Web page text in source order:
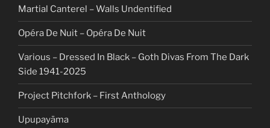
Martial Canterel – Walls Undentified
Opéra De Nuit – Opéra De Nuit
Various – Dressed In Black – Goth Divas From The Dark
Side 1941-2025
Project Pitchfork – First Anthology
Upupayāma